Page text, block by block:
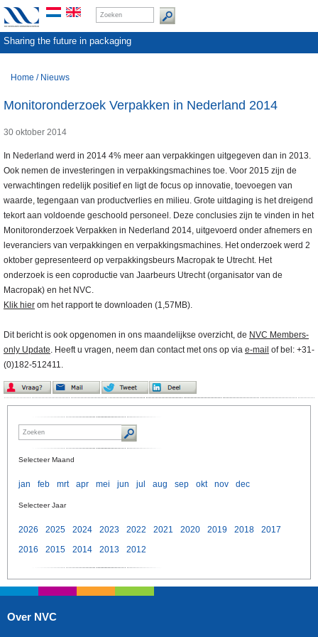
Sharing the future in packaging
Home / Nieuws
Monitoronderzoek Verpakken in Nederland 2014
30 oktober 2014
In Nederland werd in 2014 4% meer aan verpakkingen uitgegeven dan in 2013.
Ook nemen de investeringen in verpakkingsmachines toe. Voor 2015 zijn de
verwachtingen redelijk positief en ligt de focus op innovatie, toevoegen van
waarde, tegengaan van productverlies en milieu. Grote uitdaging is het dreigend
tekort aan voldoende geschoold personeel. Deze conclusies zijn te vinden in het
Monitoronderzoek Verpakken in Nederland 2014, uitgevoerd onder afnemers en
leveranciers van verpakkingen en verpakkingsmachines. Het onderzoek werd 2
oktober gepresenteerd op verpakkingsbeurs Macropak te Utrecht. Het
onderzoek is een coproductie van Jaarbeurs Utrecht (organisator van de
Macropak) en het NVC.
Klik hier om het rapport te downloaden (1,57MB).
Dit bericht is ook opgenomen in ons maandelijkse overzicht, de NVC Members-
only Update. Heeft u vragen, neem dan contact met ons op via e-mail of bel: +31-
(0)182-512411.
Selecteer Maand
jan feb mrt apr mei jun jul aug sep okt nov dec
Selecteer Jaar
2026 2025 2024 2023 2022 2021 2020 2019 2018
2017
2016
2015 2014 2013 2012
Over NVC